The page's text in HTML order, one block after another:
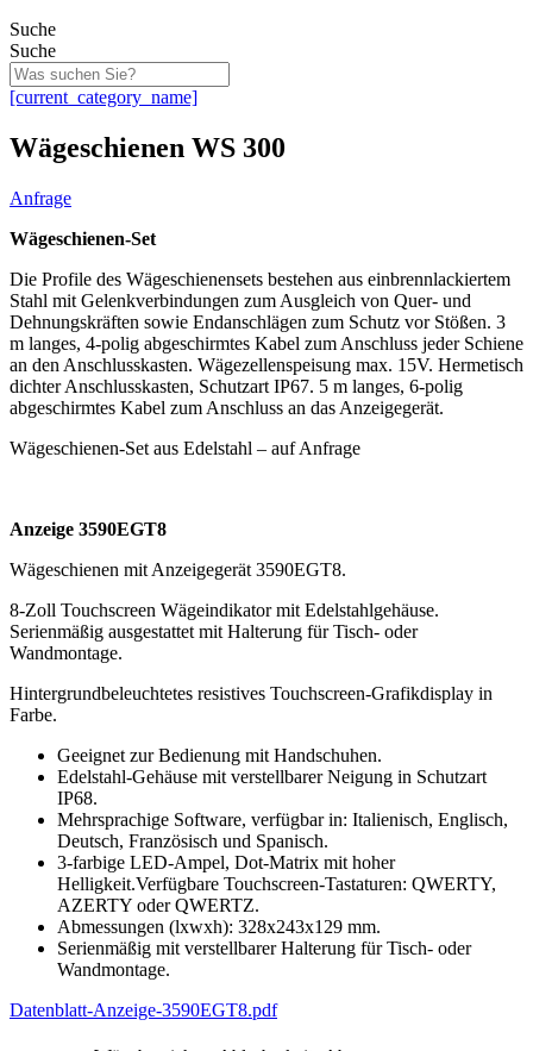
Suche
Suche
[current_category_name]
Wägeschienen WS 300
Anfrage
Wägeschienen-Set
Die Profile des Wägeschienensets bestehen aus einbrennlackiertem
Stahl mit Gelenkverbindungen zum Ausgleich von Quer- und
Dehnungskräften sowie Endanschlägen zum Schutz vor Stößen. 3
m langes, 4-polig abgeschirmtes Kabel zum Anschluss jeder Schiene
an den Anschlusskasten. Wägezellenspeisung max. 15V. Hermetisch
dichter Anschlusskasten, Schutzart IP67. 5 m langes, 6-polig
abgeschirmtes Kabel zum Anschluss an das Anzeigegerät.
Wägeschienen-Set aus Edelstahl – auf Anfrage
Anzeige 3590EGT8
Wägeschienen mit Anzeigegerät 3590EGT8.
8-Zoll Touchscreen Wägeindikator mit Edelstahlgehäuse.
Serienmäßig ausgestattet mit Halterung für Tisch- oder
Wandmontage.
Hintergrundbeleuchtetes resistives Touchscreen-Grafikdisplay in
Farbe.
Geeignet zur Bedienung mit Handschuhen.
Edelstahl-Gehäuse mit verstellbarer Neigung in Schutzart
IP68.
Mehrsprachige Software, verfügbar in: Italienisch, Englisch,
Deutsch, Französisch und Spanisch.
3-farbige LED-Ampel, Dot-Matrix mit hoher
Helligkeit.Verfügbare Touchscreen-Tastaturen: QWERTY,
AZERTY oder QWERTZ.
Abmessungen (lxwxh): 328x243x129 mm.
Serienmäßig mit verstellbarer Halterung für Tisch- oder
Wandmontage.
Datenblatt-Anzeige-3590EGT8.pdf